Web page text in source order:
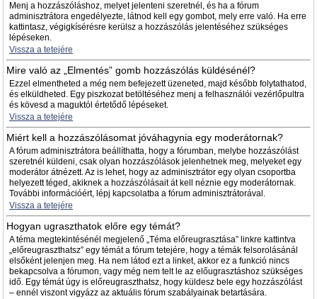
Menj a hozzászóláshoz, melyet jelenteni szeretnél, és ha a fórum
adminisztrátora engedélyezte, látnod kell egy gombot, mely erre való. Ha erre
kattintasz, végigkísérésre kerülsz a hozzászólás jelentéséhez szükséges
lépéseken.
Vissza a tetejére
Mire való az „Elmentés” gomb hozzászólás küldésénél?
Ezzel elmentheted a még nem befejezett üzeneted, majd később folytathatod,
és elküldheted. Egy piszkozat betöltéséhez menj a felhasználói vezérlőpultra
és kövesd a maguktól értetődő lépéseket.
Vissza a tetejére
Miért kell a hozzászólásomat jóváhagynia egy moderátornak?
A fórum adminisztrátora beállíthatta, hogy a fórumban, melybe hozzászólást
szeretnél küldeni, csak olyan hozzászólások jelenhetnek meg, melyeket egy
moderátor átnézett. Az is lehet, hogy az adminisztrátor egy olyan csoportba
helyezett téged, akiknek a hozzászólásait át kell néznie egy moderátornak.
További információért, lépj kapcsolatba a fórum adminisztrátorával.
Vissza a tetejére
Hogyan ugraszthatok előre egy témát?
A téma megtekintésénél megjelenő „Téma előreugrasztása” linkre kattintva
„előreugraszthatsz” egy témát a fórum tetejére, hogy a témák felsorolásánál
elsőként jelenjen meg. Ha nem látod ezt a linket, akkor ez a funkció nincs
bekapcsolva a fórumon, vagy még nem telt le az előugrasztáshoz szükséges
idő. Egy témát úgy is előreugraszthatsz, hogy küldesz bele egy hozzászólást
– ennél viszont vigyázz az aktuális fórum szabályainak betartására.